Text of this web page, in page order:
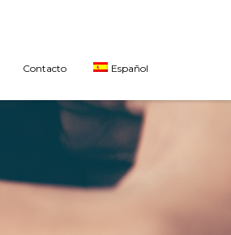
Contacto Español